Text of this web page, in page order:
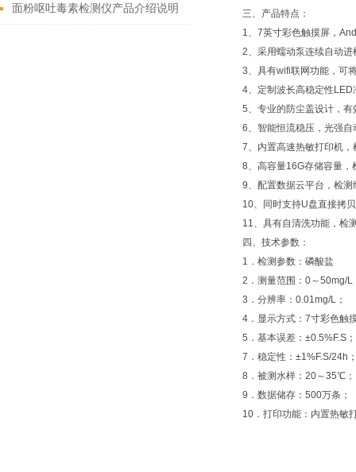
面粉呕吐毒素检测仪产品介绍说明
三、产品特点：
1、7英寸彩色触摸屏，
2、采用蠕动泵连续自动
3、具有wifi联网功能，可
4、定制波长高稳定性
5、专业的防尘盖设计，
6、智能恒流稳压，光强
7、内置高速热敏打印机
8、高容量16G存储容量
9、配置数据云平台，检
10、同时支持U盘直接拷
11、具有自清洗功能，检
四、技术参数：
1．检测参数：磷酸盐
2．测量范围：0～50mg/L
3．分辨率：0.01mg/L；
4．显示方式：7寸彩色触
5．基本误差：±0.5%F.S；
7．稳定性：±1%F.S/24h
8．被测水样：20～35℃；
9．数据储存：500万条；
10．打印功能：内置热敏